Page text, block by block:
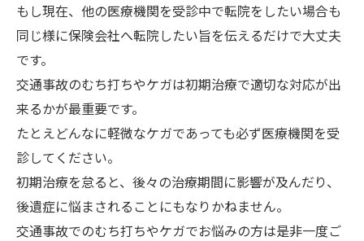
もし現在、他の医療機関を受診中で転院をしたい場合も
同じ様に保険会社へ転院したい旨を伝えるだけで大丈夫
です。
交通事故のむち打ちやケガは初期治療で適切な対応が出
来るかが最重要です。
たとえどんなに軽微なケガであっても必ず医療機関を受
診してください。
初期治療を怠ると、後々の治療期間に影響が及んだり、
後遺症に悩まされることにもなりかねません。
交通事故でのむち打ちやケガでお悩みの方は是非一度ご